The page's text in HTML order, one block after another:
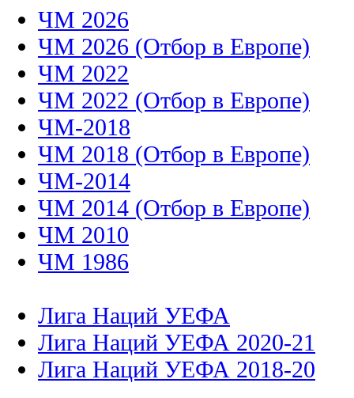
ЧМ 2026
ЧМ 2026 (Отбор в Европе)
ЧМ 2022
ЧМ 2022 (Отбор в Европе)
ЧМ-2018
ЧМ 2018 (Отбор в Европе)
ЧМ-2014
ЧМ 2014 (Отбор в Европе)
ЧМ 2010
ЧМ 1986
Лига Наций УЕФА
Лига Наций УЕФА 2020-21
Лига Наций УЕФА 2018-20